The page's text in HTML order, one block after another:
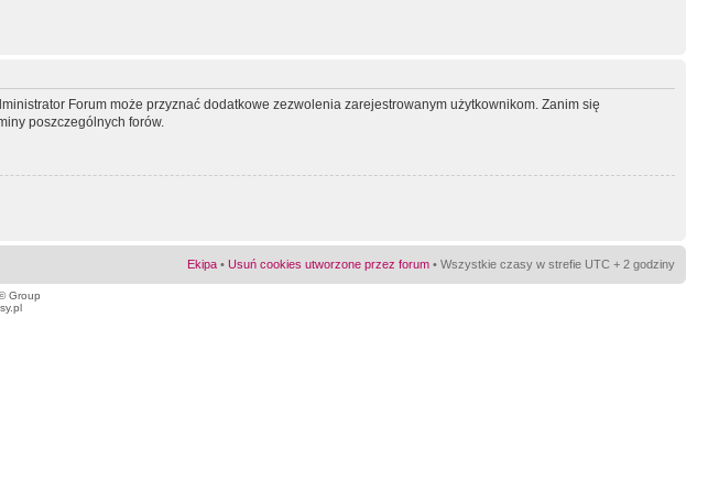
Forum może przyznać dodatkowe zezwolenia zarejestrowanym użytkownikom. Zanim się
poszczególnych forów.
Ekipa • Usuń cookies utworzone przez forum • Wszystkie czasy w strefie UTC + 2 godziny
Group